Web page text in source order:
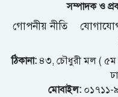
সম্পাদক ও
গোপনীয় নীতি
ঠিকানা:৪৩, চৌধুরী মল ( ৫ম
মোবাইল:০১৭১১-